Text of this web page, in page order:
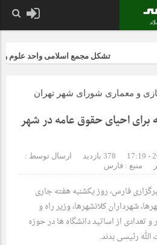
تشکل مجمع اسلامی واحد علوم و
و معماری شورای شهر تهران
برای احیای حقوق عامه در شهر
ارسال توسط :
منبع : فارس
فارس، روز یکشنبه هفته جاری
شهرداران کلانشهرها، وزیر راه و
تعدادی از اساتید دانشگاه ها در حوزه
رئیسی بدند.